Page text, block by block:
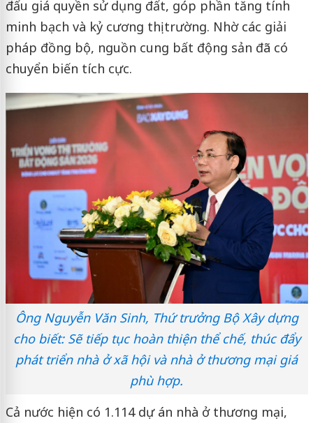
đấu giá quyền sử dụng đất, góp phần tăng tính
minh bạch và kỷ cương thị trường. Nhờ các giải
pháp đồng bộ, nguồn cung bất động sản đã có
chuyển biến tích cực.
Ông Nguyễn Văn Sinh, Thứ trưởng Bộ Xây dựng
cho biết: Sẽ tiếp tục hoàn thiện thể chế, thúc đẩy
phát triển nhà ở xã hội và nhà ở thương mại giá
phù hợp.
Cả nước hiện có 1.114 dự án nhà ở thương mại,